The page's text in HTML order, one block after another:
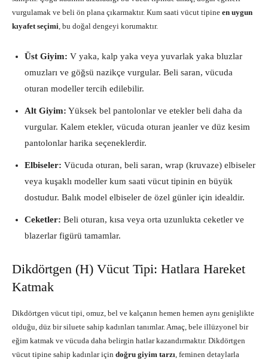
vurgulamak ve beli ön plana çıkarmaktır. Kum saati vücut tipine en uygun
kıyafet seçimi , bu doğal dengeyi korumaktır.
Üst Giyim: V yaka, kalp yaka veya yuvarlak yaka bluzlar
omuzları ve göğsü nazikçe vurgular. Beli saran, vücuda
oturan modeller tercih edilebilir.
Alt Giyim: Yüksek bel pantolonlar ve etekler beli daha da
vurgular. Kalem etekler, vücuda oturan jeanler ve düz kesim
pantolonlar harika seçeneklerdir.
Elbiseler: Vücuda oturan, beli saran, wrap (kruvaze) elbiseler
veya kuşaklı modeller kum saati vücut tipinin en büyük
dostudur. Balık model elbiseler de özel günler için idealdir.
Ceketler: Beli oturan, kısa veya orta uzunlukta ceketler ve
blazerlar figürü tamamlar.
Dikdörtgen (H) Vücut Tipi: Hatlara Hareket
Katmak
Dikdörtgen vücut tipi, omuz, bel ve kalçanın hemen hemen aynı genişlikte
olduğu, düz bir siluete sahip kadınları tanımlar. Amaç, bele illüzyonel bir
eğim katmak ve vücuda daha belirgin hatlar kazandırmaktır. Dikdörtgen
vücut tipine sahip kadınlar için doğru giyim tarzı , feminen detaylarla